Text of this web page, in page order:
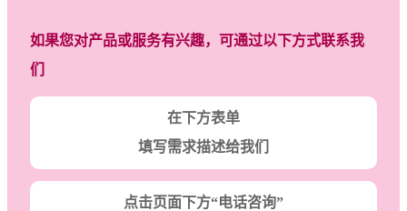
如果您对产品或服务有兴趣，可通过以下方式联系我
们
在下方表单
填写需求描述给我们
点击页面下方“电话咨询”